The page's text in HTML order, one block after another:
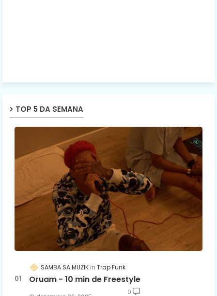
TOP 5 DA SEMANA
SAMBA SA MUZIK Trap Funk
Oruam - 10 min de Freestyle
0